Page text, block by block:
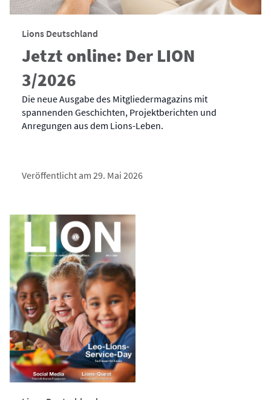
Lions Deutschland
Jetzt online: Der LION
3/2026
Die neue Ausgabe des Mitgliedermagazins mit
spannenden Geschichten, Projektberichten und
Anregungen aus dem Lions-Leben.
Veröffentlicht am 29. Mai 2026